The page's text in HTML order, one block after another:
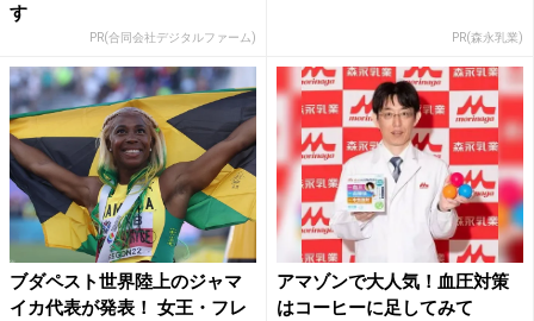
す
PR(合同会社デジタルファーム) PR(森永乳業)
ブダペスト世界陸上のジャマ
イカ代表が発表！ 女王・フレ
アマゾンで大人気！血圧対策
はコーヒーに足してみて